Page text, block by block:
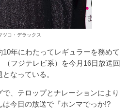
ツコ・デラックス
年にわたってレギュラーを務めて
フジテレビ系）を今月16日放送回
なっている。
、テロップとナレーションにより
は今日の放送で『ホンマでっか!?